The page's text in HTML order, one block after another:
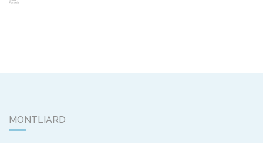
MONTLIARD